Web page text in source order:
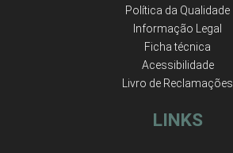
Política da Qualidade
Informação Legal
Ficha técnica
Acessibilidade
Livro de Reclamações
LINKS